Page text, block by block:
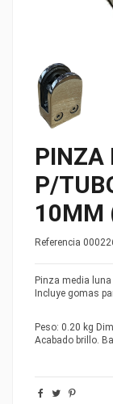
PINZA
P/
10MM
Referencia
Pinza media
Incluye gomas
Peso: 0.20 kg
Acabado brillo.